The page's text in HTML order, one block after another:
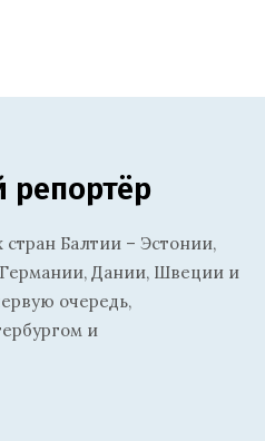
репортёр
стран Балтии – Эстонии,
Дании, Швеции и
очередь,
и